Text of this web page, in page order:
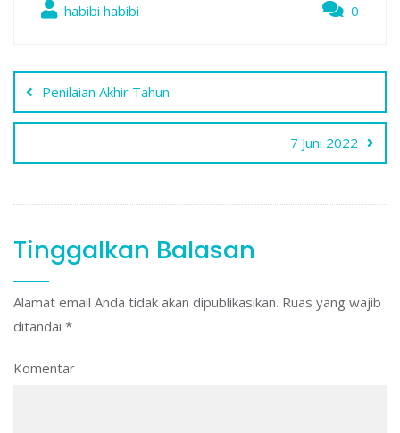
habibi habibi 0
Navigasi
posPenilaian Akhir Tahun
7 Juni 2022
Tinggalkan Balasan
Alamat email Anda tidak akan dipublikasikan. Ruas yang wajib
ditandai *
Komentar